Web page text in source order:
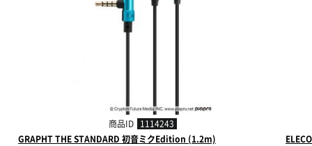
商品ID 1114243
GRAPHT THE STANDARD 初音ミクEdition (1.2m)